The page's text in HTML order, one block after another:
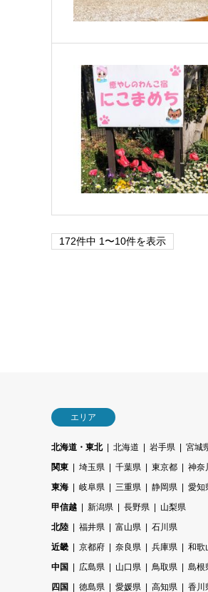
172件中 1〜10件を表示
エリア
北海道・東北 北海道 岩手県 宮城
関東
埼玉県 千葉県 東京都 神奈
東海
岐阜県 三重県 静岡県
愛知
甲信越
新潟県 長野県
山梨県
北陸
福井県 富山県
石川県
近畿
京都府 奈良県 兵庫県 和歌
中国
広島県 山口県 鳥取県 島根
四国
徳島県 愛媛県 高知県 香川